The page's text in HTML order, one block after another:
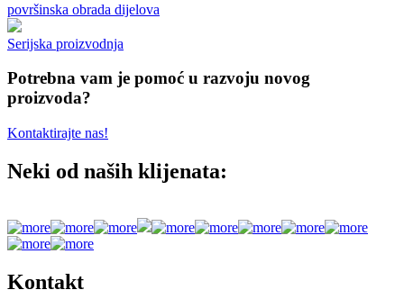
površinska obrada dijelova
Serijska proizvodnja
Potrebna vam je pomoć u razvoju novog
proizvoda?
Kontaktirajte nas!
Neki od naših klijenata:
Kontakt